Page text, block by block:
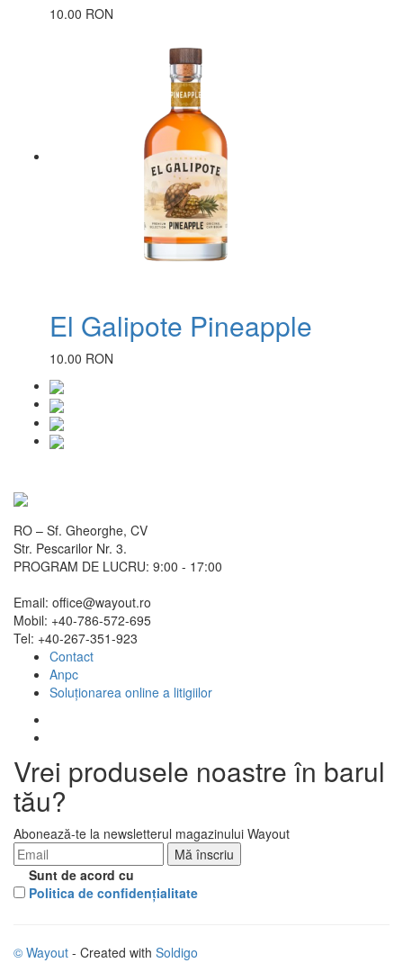
10.00 RON
El Galipote Pineapple
10.00 RON
RO – Sf. Gheorghe, CV
Str. Pescarilor Nr. 3.
PROGRAM DE LUCRU: 9:00 - 17:00
Email: office@wayout.ro
Mobil: +40-786-572-695
Tel: +40-267-351-923
Contact
Anpc
Soluționarea online a litigiilor
Vrei produsele noastre în barul
tău?
Abonează-te la newsletterul magazinului Wayout
Sunt de acord cu
Politica de confidenţialitate
© Wayout - Created with Soldigo